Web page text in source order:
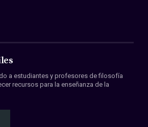
a estudiantes y profesores de filosofía
recursos para la enseñanza de la